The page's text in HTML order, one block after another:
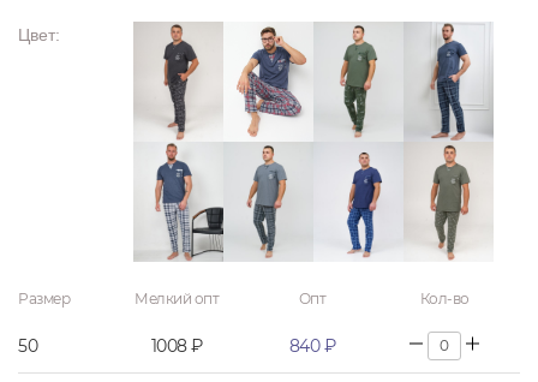
Цвет:
Размер Мелкий опт Опт Кол-во
50 1008 ₽ 840 ₽